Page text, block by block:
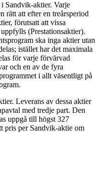
Sandvik-aktier. Varje
rätt att efter en treårsperiod
förutsatt att vissa
(Prestationsaktier).
ska inga aktier utan
istället har det maximala
för varje förvärvad
och en av de fyra
i allt väsentligt på
Leverans av dessa aktier
med tredje part. Den
uppgå till högst 327
pris per Sandvik-aktie om